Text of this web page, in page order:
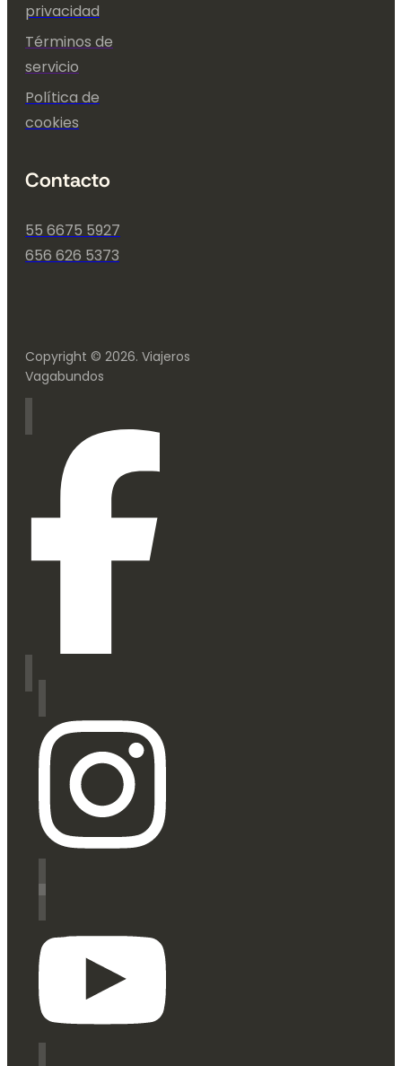
privacidad
Términos de
servicio
Política de
cookies
Contacto
55 6675 5927
656 626 5373
Copyright © 2026. Viajeros
Vagabundos